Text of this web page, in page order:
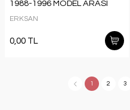
1988-1996 MODEL ARASI
ARAÇLARDA UYUMLUDUR.
114.037.004A.1437
ERKSAN
0,00 TL
1 2 3